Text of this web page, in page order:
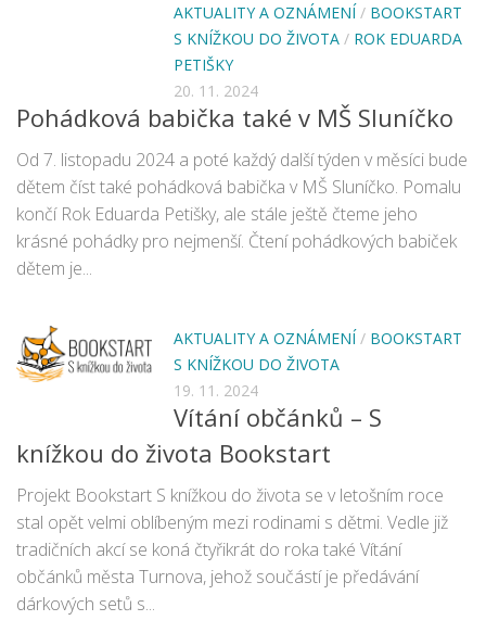
AKTUALITY A OZNÁMENÍ / BOOKSTART
S KNÍŽKOU DO ŽIVOTA / ROK EDUARDA
PETIŠKY
20. 11. 2024
Pohádková babička také v MŠ Sluníčko
Od 7. listopadu 2024 a poté každý další týden v měsíci bude
dětem číst také pohádková babička v MŠ Sluníčko. Pomalu
končí Rok Eduarda Petišky, ale stále ještě čteme jeho
krásné pohádky pro nejmenší. Čtení pohádkových babiček
dětem je...
AKTUALITY A OZNÁMENÍ / BOOKSTART
S KNÍŽKOU DO ŽIVOTA
19. 11. 2024
Vítání občánků – S
knížkou do života Bookstart
Projekt Bookstart S knížkou do života se v letošním roce
stal opět velmi oblíbeným mezi rodinami s dětmi. Vedle již
tradičních akcí se koná čtyřikrát do roka také Vítání
občánků města Turnova, jehož součástí je předávání
dárkových setů s...